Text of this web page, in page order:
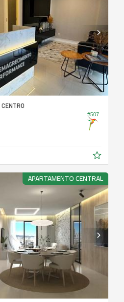
#507
CENTRO
APARTAMENTO CENTRAL